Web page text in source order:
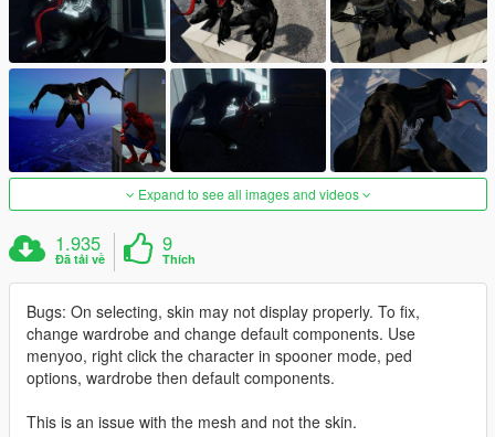
Expand to see all images and videos
1.935
Đã tải về
9
Thích
Bugs: On selecting, skin may not display properly. To fix,
change wardrobe and change default components. Use
menyoo, right click the character in spooner mode, ped
options, wardrobe then default components.
This is an issue with the mesh and not the skin.